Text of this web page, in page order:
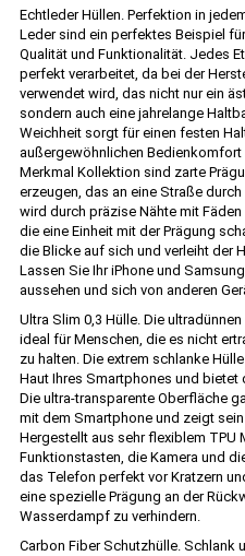
Echtleder Hüllen. Perfektion in
Leder sind ein perfektes Beispiel
Qualität und Funktionalität. Jedes
perfekt verarbeitet, da bei der
verwendet wird, das nicht nur ein
sondern auch eine jahrelange
Weichheit sorgt für einen festen
außergewöhnlichen
Merkmal Kollektion sind zarte
erzeugen, das an eine Straße
wird durch präzise Nähte mit
die eine Einheit mit der Prägung
die Blicke auf sich und verleiht der
Lassen Sie Ihr iPhone und
aussehen und sich von anderen
Ultra Slim 0,3 Hülle. Die
ideal für Menschen, die es nicht
zu halten. Die extrem schlanke
Haut Ihres Smartphones und
Die ultra-transparente Oberfläche
mit dem Smartphone und zeigt
Hergestellt aus sehr flexiblem TPU
Funktionstasten, die Kamera und
das Telefon perfekt vor Kratzern
eine spezielle Prägung an der
Wasserdampf zu verhindern.
Carbon Fiber Schutzhülle. Schlank